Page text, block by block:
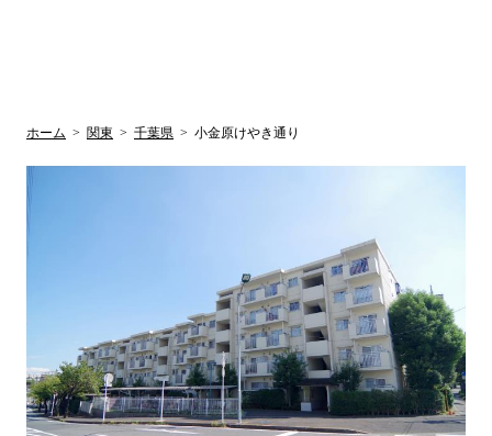
ホーム > 関東 > 千葉県 > 小金原けやき通り